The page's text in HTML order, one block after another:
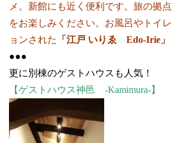
メ。新館にも近く便利です。旅の拠
をお楽しみください。お風呂やトイ
ョンされた
「江戸 いりゑ Edo-Irie」
●●●
更に別棟のゲストハウスも人気！
【ゲストハウス神邑 -Kamimura-】